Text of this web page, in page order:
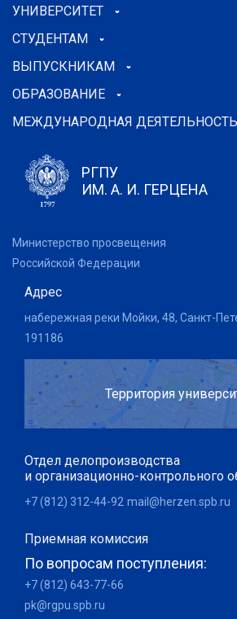
УНИВЕРСИТЕТ
СТУДЕНТАМ
ВЫПУСКНИКАМ
ОБРАЗОВАНИЕ
МЕЖДУНАРОДНАЯ ДЕЯТЕЛЬНОСТЬ
РГПУ
ИМ. А. И. ГЕРЦЕНА
Министерство просвещения
Российской Федерации
Адрес
набережная реки Мойки, 48, Санкт-
191186
Территория
Отдел делопроизводства
и организационно-контрольного
+7 (812) 312-44-92 mail@herzen.spb.ru
Приемная комиссия
По вопросам поступления:
+7 (812) 643-77-66
pk@rgpu.spb.ru